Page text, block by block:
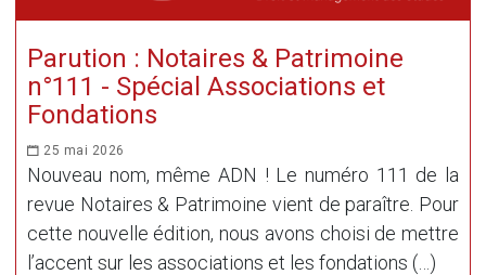
Parution : Notaires & Patrimoine
n°111 - Spécial Associations et
Fondations
25 mai 2026
Nouveau nom, même ADN ! Le numéro 111 de la
revue Notaires & Patrimoine vient de paraître. Pour
cette nouvelle édition, nous avons choisi de mettre
l’accent sur les associations et les fondations (…)